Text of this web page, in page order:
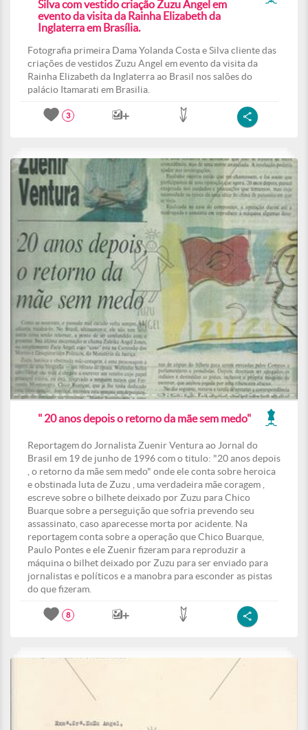
Silva com vestido criação Zuzu Angel em
evento da visita da Rainha Elizabeth da
Inglaterra em Brasília.
Fotografia primeira Dama Yolanda Costa e Silva cliente das
criações de vestidos Zuzu Angel em evento da visita da
Rainha Elizabeth da Inglaterra ao Brasil nos salões do
palácio Itamarati em Brasilia.
3
" 20 anos depois o retorno da mãe sem medo"
Reportagem do Jornalista Zuenir Ventura ao Jornal do
Brasil em 19 de junho de 1996 com o titulo: "20 anos depois
, o retorno da mãe sem medo" onde ele conta sobre heroica
e obstinada luta de Zuzu , uma verdadeira mãe coragem ,
escreve sobre o bilhete deixado por Zuzu para Chico
Buarque sobre a perseguição que sofria prevendo seu
assassinato, caso aparecesse morta por acidente. Na
reportagem conta sobre a operação que Chico Buarque,
Paulo Pontes e ele Zuenir fizeram para reproduzir a
máquina o bilhet deixado por Zuzu para ser enviado para
jornalistas e políticos e a manobra para esconder as pistas
do que fizeram.
8